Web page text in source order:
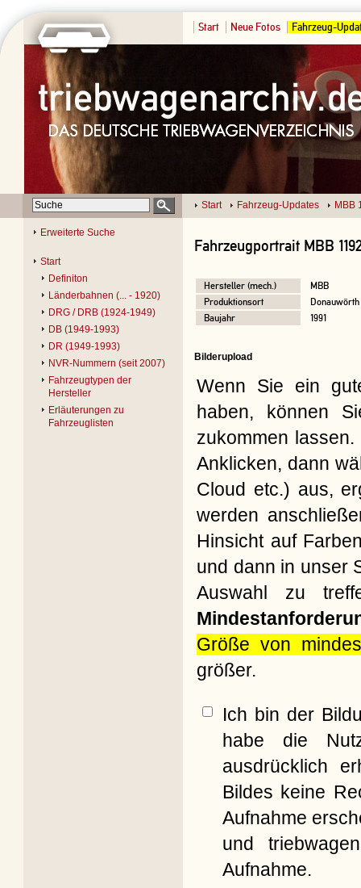
Start Neue Fotos Fahrzeug-
Start Fahrzeug-Updates MBB
Erweiterte Suche
Start
Definiton
Länderbahnen (... - 1920)
DRG / DRB (1924-1949)
DB (1949-1993)
DR (1949-1993)
NVR-Nummern (seit 2007)
Fahrzeugtypen der
Hersteller
Erläuterungen zu
Fahrzeuglisten
Fahrzeugportrait MBB
Hersteller (mech.)
MBB
Produktionsort
Donauwörth
Baujahr
1991
Bilderupload
Wenn Sie ein
haben, können
zukommen
Anklicken, dann
Cloud etc.) aus,
werden
Hinsicht auf
und dann in unser
Auswahl zu
Größe von
größer.
Ich bin der
habe die
ausdrücklich
Bildes keine
Aufnahme
und
Aufnahme.